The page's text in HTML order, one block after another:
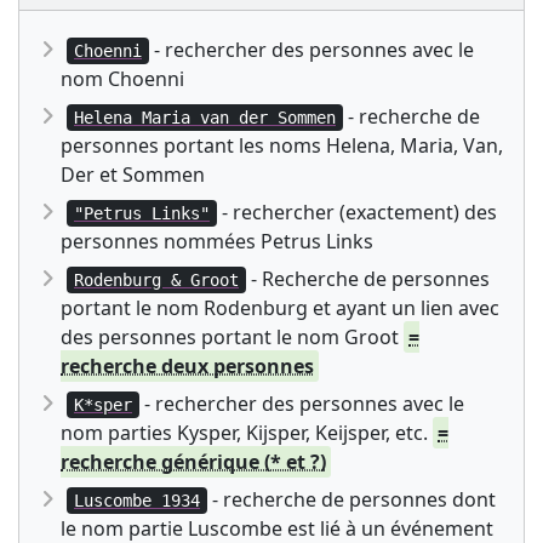
Choenni
- rechercher des personnes avec le
nom Choenni
Helena Maria van der Sommen
- recherche de
personnes portant les noms Helena, Maria, Van,
Der et Sommen
"Petrus Links"
- rechercher (exactement) des
personnes nommées Petrus Links
Rodenburg & Groot
- Recherche de personnes
portant le nom Rodenburg et ayant un lien avec
des personnes portant le nom Groot =
recherche deux personnes
K*sper
- rechercher des personnes avec le
nom parties Kysper, Kijsper, Keijsper, etc. =
recherche générique (* et ?)
Luscombe 1934
- recherche de personnes dont
le nom partie Luscombe est lié à un événement